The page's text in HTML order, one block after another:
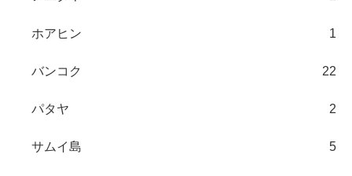
ホアヒン 1
バンコク 22
パタヤ 2
サムイ島 5